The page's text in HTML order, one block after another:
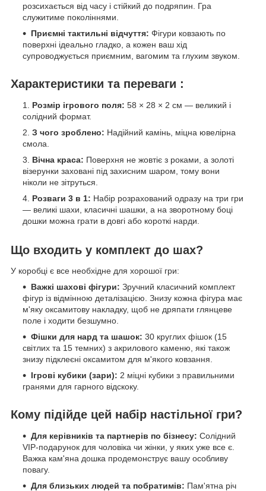
розсихається від часу і стійкий до подряпин. Гра
служитиме поколіннями.
Приємні тактильні відчуття: Фігури ковзають по
поверхні ідеально гладко, а кожен ваш хід
супроводжується приємним, вагомим та глухим звуком.
Характеристики та переваги :
Розмір ігрового поля: 58 × 28 × 2 см — великий і
солідний формат.
З чого зроблено: Надійний камінь, міцна ювелірна
смола.
Вічна краса: Поверхня не жовтіє з роками, а золоті
візерунки заховані під захисним шаром, тому вони
ніколи не зітруться.
Розваги 3 в 1: Набір розрахований одразу на три гри
— великі шахи, класичні шашки, а на зворотному боці
дошки можна грати в довгі або короткі нарди.
Що входить у комплект до шах?
У коробці є все необхідне для хорошої гри:
Важкі шахові фігури: Зручний класичний комплект
фігур із відмінною деталізацією. Знизу кожна фігура має
м'яку оксамитову накладку, щоб не дряпати глянцеве
поле і ходити безшумно.
Фішки для нард та шашок: 30 круглих фішок (15
світлих та 15 темних) з акрилового каменю, які також
знизу підклеєні оксамитом для м'якого ковзання.
Ігрові кубики (зари): 2 міцні кубики з правильними
гранями для гарного відскоку.
Кому підійде цей набір настільної гри?
Для керівників та партнерів по бізнесу: Солідний
VIP-подарунок для чоловіка чи жінки, у яких уже все є.
Важка кам'яна дошка продемонструє вашу особливу
повагу.
Для близьких людей та побратимів: Пам'ятна річ